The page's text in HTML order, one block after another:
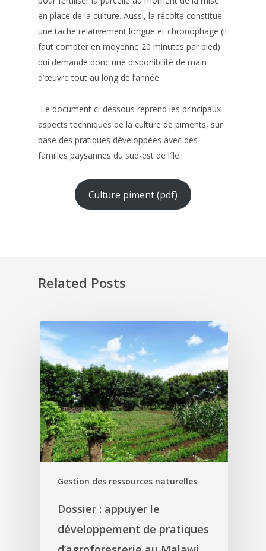
en place de la culture. Aussi, la récolte constitue
une tache relativement longue et chronophage (il
faut compter en moyenne 20 minutes par pied)
qui demande donc une disponibilité de main
d’œuvre tout au long de l’année.
Le document ci-dessous reprend les principaux
aspects techniques de la culture de piments, sur
base des pratiques développées avec des
familles paysannes du sud-est de l’île.
Culture piment (pdf)
Related Posts
'
Gestion des ressources naturelles
Dossier : appuyer le
développement de pratiques